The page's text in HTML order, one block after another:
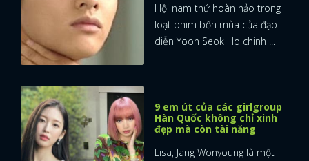
Hội nam thứ hoàn hảo trong
loạt phim bốn mùa của đạo
diễn Yoon Seok Ho chinh ...
9 em út của các girlgroup
Hàn Quốc không chỉ xinh
đẹp mà còn tài năng
Lisa, Jang Wonyoung là một